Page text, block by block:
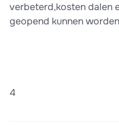
verbeterd,kosten dalen
geopend kunnen
4